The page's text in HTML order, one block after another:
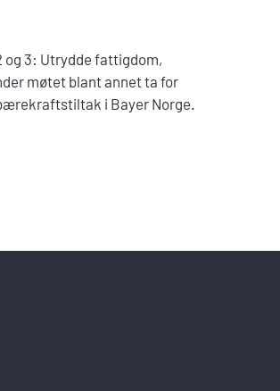
og 3: Utrydde fattigdom,
møtet blant annet ta for
i Bayer Norge.